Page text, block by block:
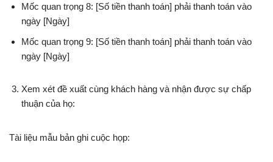
Mốc quan trọng 8: [Số tiền thanh toán] phải thanh toán vào
ngày [Ngày]
Mốc quan trọng 9: [Số tiền thanh toán] phải thanh toán vào
ngày [Ngày]
Xem xét đề xuất cùng khách hàng và nhận được sự chấp
thuận của họ:
Tài liệu mẫu bản ghi cuộc họp: